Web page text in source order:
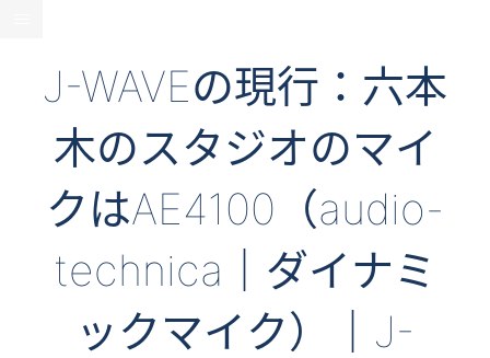
J-WAVEの現行：六本
木のスタジオのマイ
クはAE4100（audio-
technica｜ダイナミ
ックマイク）｜J-